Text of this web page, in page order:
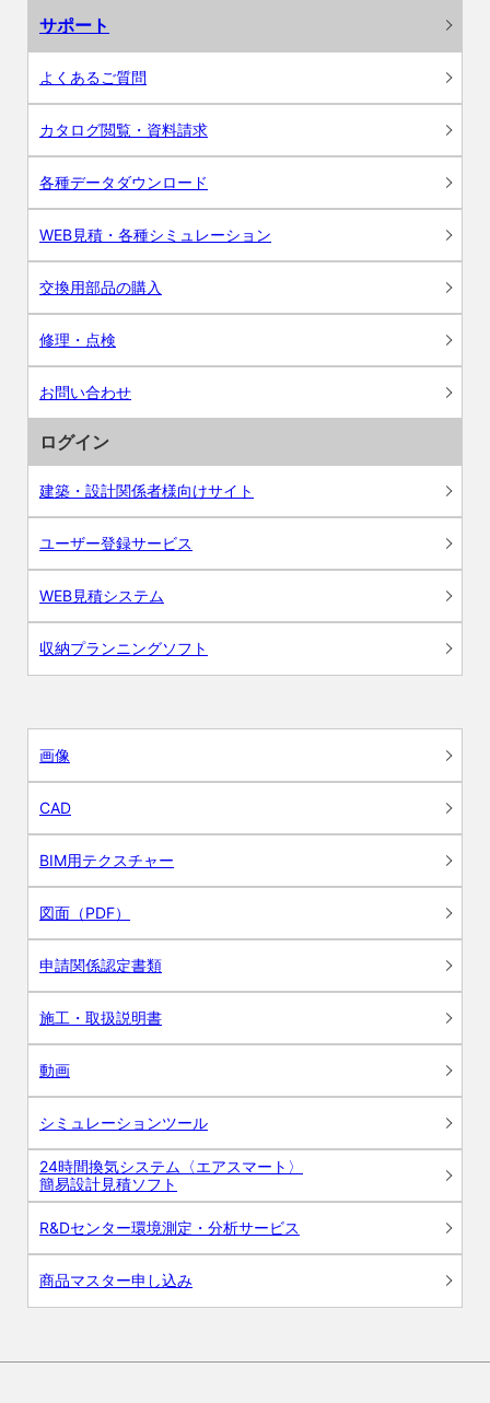
サポート
よくあるご質問
カタログ閲覧・資料請求
各種データダウンロード
WEB見積・各種シミュレーション
交換用部品の購入
修理・点検
お問い合わせ
ログイン
建築・設計関係者様向けサイト
ユーザー登録サービス
WEB見積システム
収納プランニングソフト
画像
CAD
BIM用テクスチャー
図面（PDF）
申請関係認定書類
施工・取扱説明書
動画
シミュレーションツール
24時間換気システム〈エアスマート〉
簡易設計見積ソフト
R&Dセンター環境測定・分析サービス
商品マスター申し込み